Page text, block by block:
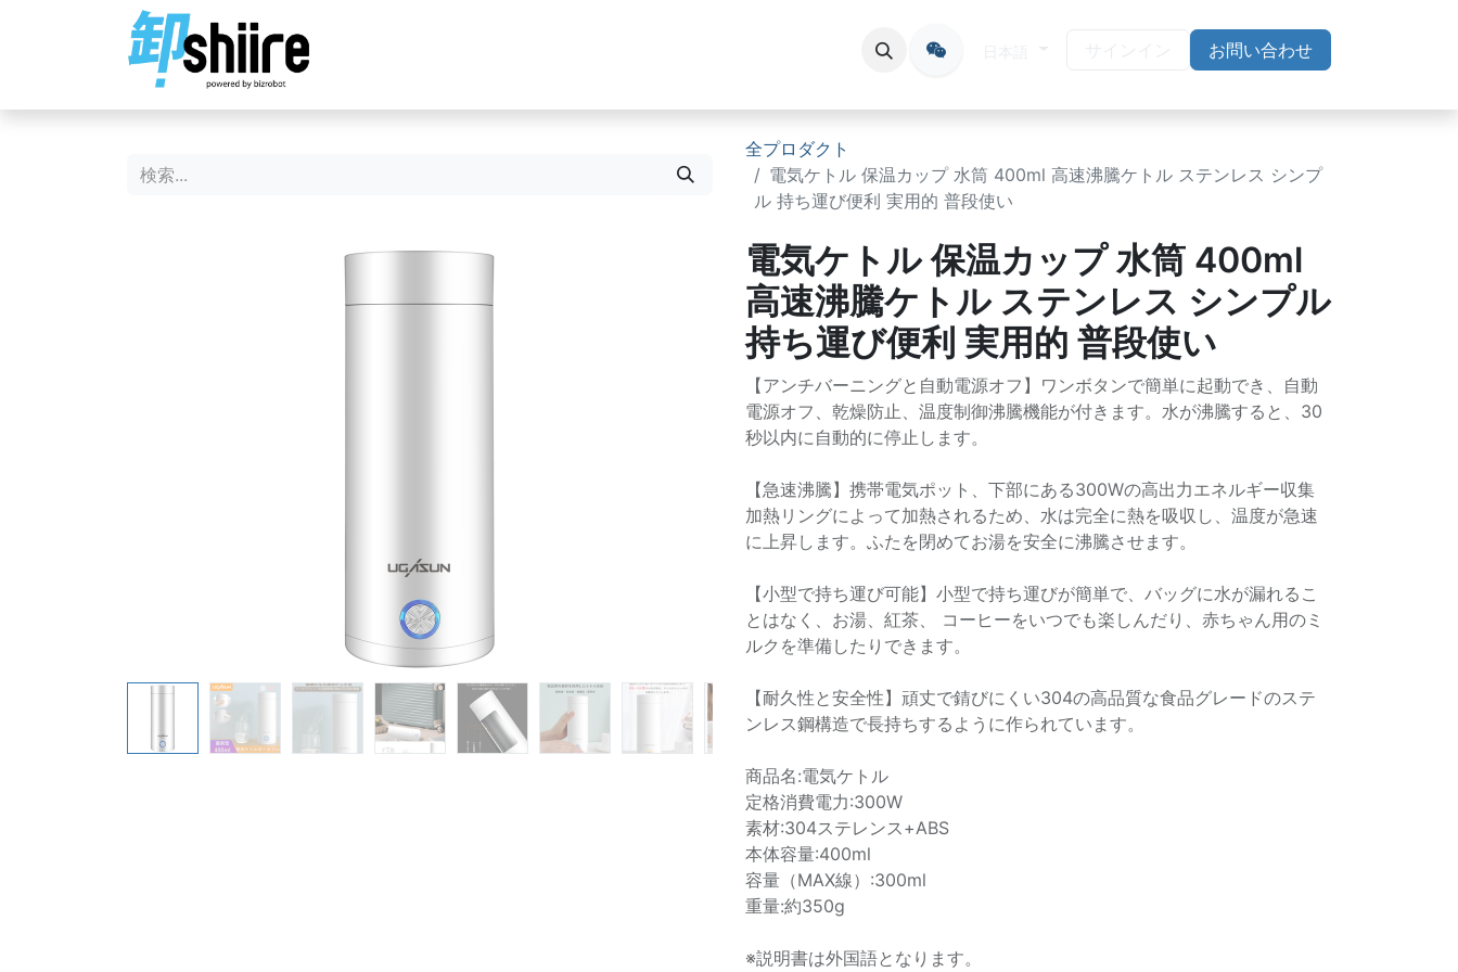
お問い合わせ
全プロダクト
電気ケトル 保温カップ 水筒 400ml 高速沸騰ケトル ステンレス シンプ
ル 持ち運び便利 実用的 普段使い
電気ケトル 保温カップ 水筒 400ml
高速沸騰ケトル ステンレス シンプル
持ち運び便利 実用的 普段使い
【アンチバーニングと自動電源オフ】ワンボタンで簡単に起動でき、自動
電源オフ、乾燥防止、温度制御沸騰機能が付きます。水が沸騰すると、30
秒以内に自動的に停止します。
【急速沸騰】携帯電気ポット、下部にある300Wの高出力エネルギー収集
加熱リングによって加熱されるため、水は完全に熱を吸収し、温度が急速
に上昇します。ふたを閉めてお湯を安全に沸騰させます。
【小型で持ち運び可能】小型で持ち運びが簡単で、バッグに水が漏れるこ
とはなく、お湯、紅茶、 コーヒーをいつでも楽しんだり、赤ちゃん用のミ
ルクを準備したりできます。
【耐久性と安全性】頑丈で錆びにくい304の高品質な食品グレードのステ
ンレス鋼構造で長持ちするように作られています。
商品名:電気ケトル
定格消費電力:300W
素材:304ステレンス+ABS
本体容量:400ml
容量（MAX線）:300ml
重量:約350g
※説明書は外国語となります。